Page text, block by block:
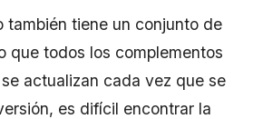
también tiene un conjunto de
que todos los complementos
actualizan cada vez que se
es difícil encontrar la